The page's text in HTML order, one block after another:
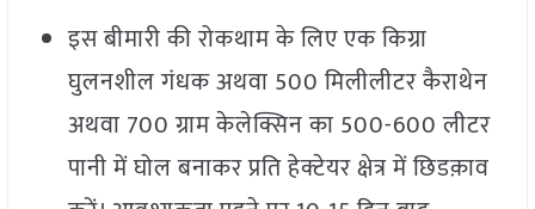
इस बीमारी की रोकथाम के लिए एक किग्रा
घुलनशील गंधक अथवा 500 मिलीलीटर कैराथेन
अथवा 700 ग्राम केलेक्सिन का 500-600 लीटर
पानी में घोल बनाकर प्रति हेक्टेयर क्षेत्र में छिडक़ाव